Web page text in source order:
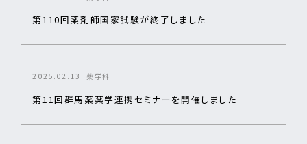
第110回薬剤師国家試験が終了しました
2025.02.13 薬学科
第11回群馬薬薬学連携セミナーを開催しました